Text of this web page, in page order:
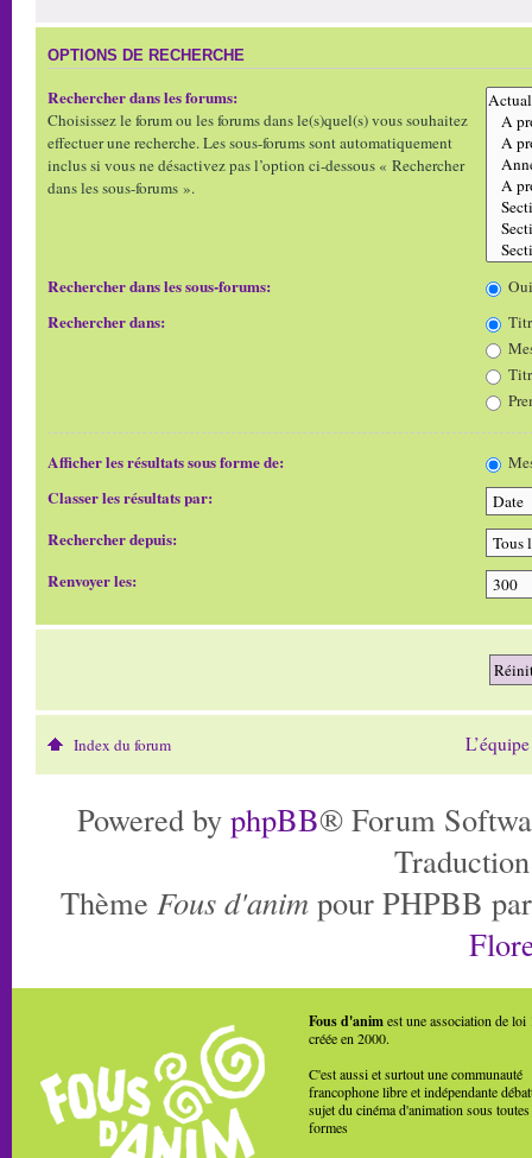
OPTIONS DE RECHERCHE
Rechercher dans les forums:
Choisissez le forum ou les forums dans le(s)quel(s) vous souhaitez
effectuer une recherche. Les sous-forums sont automatiquement
inclus si vous ne désactivez pas l’option ci-dessous « Rechercher
dans les sous-forums ».
Rechercher dans les sous-forums: Oui
Rechercher dans:
Afficher les résultats sous forme de:
Classer les résultats par:
Rechercher depuis:
Renvoyer les:
Index du forum
Powered by phpBB® Forum
Thème Fous d'anim pour PHPBB
Fous d'animest une association de loi
créée en 2000.
C'est aussi et surtout une communauté
francophone libre et indépendante
sujet du cinéma d'animation sous toutes
formes